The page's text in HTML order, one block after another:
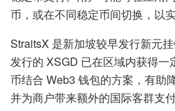
币，或在不同稳定币间切换，以
StraitsX 是新加坡较早发行新元
发行的 XSGD 已在区域内获得一
币结合 Web3 钱包的方案，有助
并为商户带来额外的国际客群支付